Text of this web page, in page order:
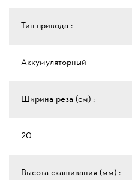
Тип привода :
Аккумуляторный
Ширина реза (см) :
20
Высота скашивания (мм) :